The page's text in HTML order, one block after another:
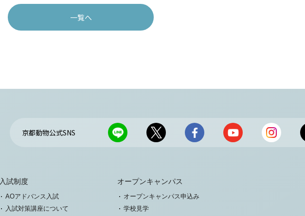
一覧へ
京都動物公式SNS
入試制度
AOアドバンス入試
入試対策講座について
オープンキャンパス
オープンキャンパス申込み
学校見学